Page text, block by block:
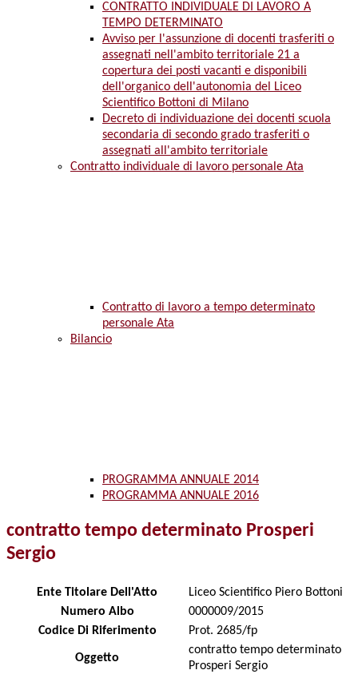
CONTRATTO INDIVIDUALE DI LAVORO A
TEMPO DETERMINATO
Avviso per l'assunzione di docenti trasferiti o
assegnati nell'ambito territoriale 21 a
copertura dei posti vacanti e disponibili
dell'organico dell'autonomia del Liceo
Scientifico Bottoni di Milano
Decreto di individuazione dei docenti scuola
secondaria di secondo grado trasferiti o
assegnati all'ambito territoriale
Contratto individuale di lavoro personale Ata
Contratto di lavoro a tempo determinato
personale Ata
Bilancio
PROGRAMMA ANNUALE 2014
PROGRAMMA ANNUALE 2016
contratto tempo determinato Prosperi
Sergio
Ente Titolare Dell'Atto
Liceo Scientifico Piero Bottoni
Numero Albo
0000009/2015
Codice Di Riferimento
Prot. 2685/fp
Oggetto
contratto tempo determinato
Prosperi Sergio